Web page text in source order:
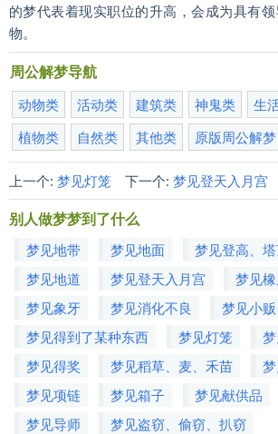
的梦代表着现实职位的升高，会成为具有
物。
周公解梦导航
动物类 活动类 建筑类 神鬼类 生
植物类
自然类 其他类 原版周公解梦
上一个: 梦见灯笼下一个: 梦见登天入月宫
别人做梦梦到了什么
梦见地带 梦见地面
梦见登高、
梦见地道
梦见登天入月宫 梦见
梦见象牙
梦见消化不良
梦见小
梦见得到了某种东西
梦见灯笼
梦见得奖
梦见稻草、麦、禾苗
梦见项链
梦见箱子 梦见献供品
梦见导师
梦见盗窃、偷窃、扒窃